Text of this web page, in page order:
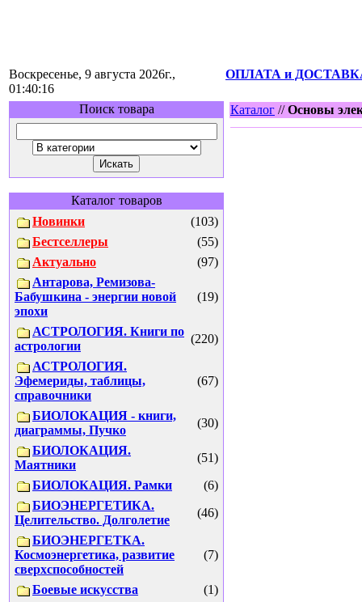
Воскресенье, 9 августа 2026г.,
01:40:16
ОПЛАТА и
Поиск товара
Каталог товаров
Новинки
(103)
Бестселлеры
(55)
Актуально
(97)
Антарова, Ремизова-
Бабушкина - энергии новой
эпохи
(19)
АСТРОЛОГИЯ. Книги по
астрологии
(220)
АСТРОЛОГИЯ.
Эфемериды, таблицы,
справочники
(67)
БИОЛОКАЦИЯ - книги,
диаграммы, Пучко
(30)
БИОЛОКАЦИЯ.
Маятники
(51)
БИОЛОКАЦИЯ. Рамки
(6)
БИОЭНЕРГЕТИКА.
Целительство. Долголетие
(46)
БИОЭНЕРГЕТКА.
Космоэнергетика, развитие
сверхспособностей
(7)
Боевые искусства
(1)
Каталог //Основы